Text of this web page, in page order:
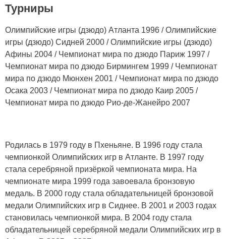
Турниры
Олимпийские игры (дзюдо) Атланта 1996 / Олимпийские
игры (дзюдо) Сидней 2000 / Олимпийские игры (дзюдо)
Афины 2004 / Чемпионат мира по дзюдо Париж 1997 /
Чемпионат мира по дзюдо Бирмингем 1999 / Чемпионат
мира по дзюдо Мюнхен 2001 / Чемпионат мира по дзюдо
Осака 2003 / Чемпионат мира по дзюдо Каир 2005 /
Чемпионат мира по дзюдо Рио-де-Жанейро 2007
Родилась в 1979 году в Пхеньяне. В 1996 году стала
чемпионкой Олимпийских игр в Атланте. В 1997 году
стала серебряной призёркой чемпионата мира. На
чемпионате мира 1999 года завоевала бронзовую
медаль. В 2000 году стала обладательницей бронзовой
медали Олимпийских игр в Сиднее. В 2001 и 2003 годах
становилась чемпионкой мира. В 2004 году стала
обладательницей серебряной медали Олимпийских игр в